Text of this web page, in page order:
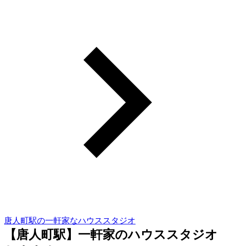
唐人町駅の一軒家なハウススタジオ
【唐人町駅】一軒家のハウススタジオ